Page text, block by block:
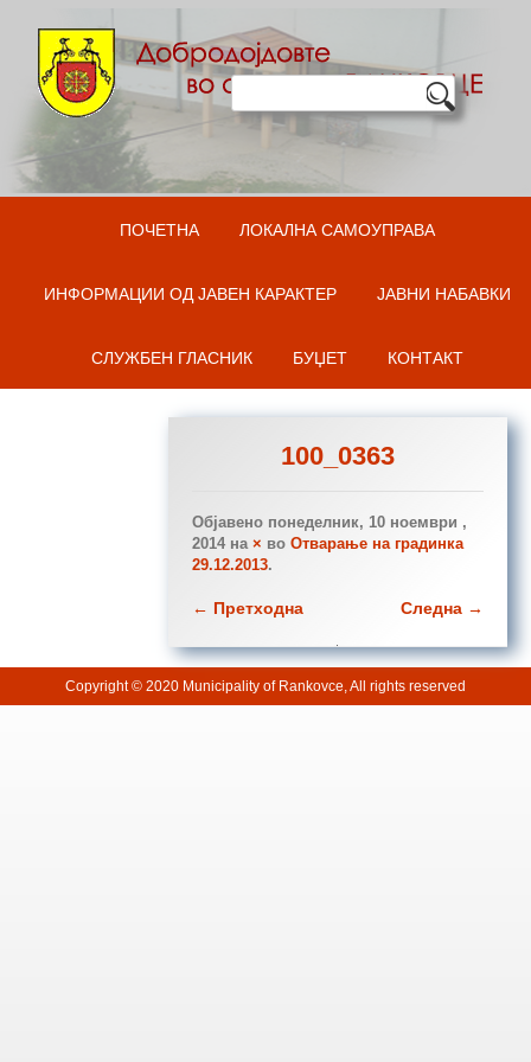
ПОЧЕТНА
ЛОКАЛНА САМОУПРАВА
ИНФОРМАЦИИ ОД ЈАВЕН КАРАКТЕР ЈАВНИ НАБАВКИ
СЛУЖБЕН ГЛАСНИК БУЏЕТ КОНТАКТ
100_0363
Објавено понеделник, 10 ноември ,
2014на× во Отварање на градинка
29.12.2013.
← Претходна Следна →
Copyright © 2020 Municipality of Rankovce, All rights reserved